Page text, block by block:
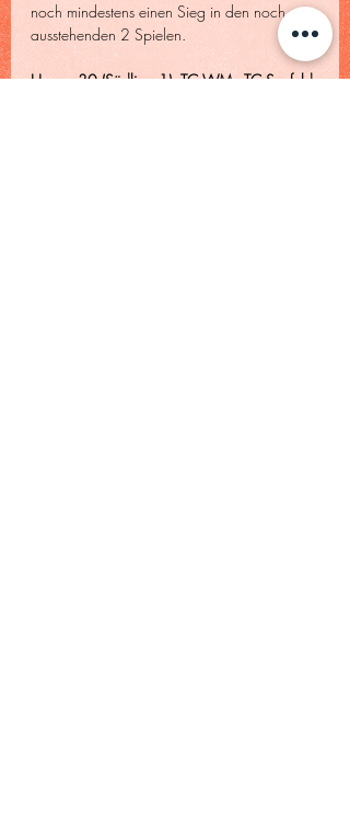
noch mindestens einen Sieg in den noch
ausstehenden 2 Spielen.
Herren 30 (Südliga 1): TC WM - TC Seefeld